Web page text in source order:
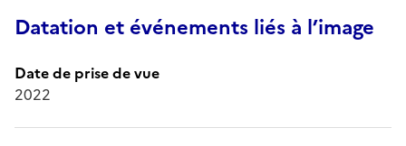
Datation et événements liés à l’image
Date de prise de vue
2022